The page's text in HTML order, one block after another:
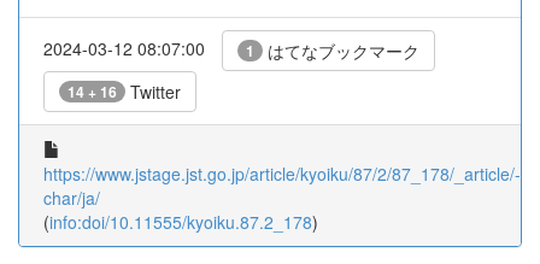
2024-03-12 08:07:00 1 はてなブックマーク
14 + 16 Twitter
https://www.jstage.jst.go.jp/article/kyoiku/87/2/87_178/_article/-
char/ja/
(info:doi/10.11555/kyoiku.87.2_178)